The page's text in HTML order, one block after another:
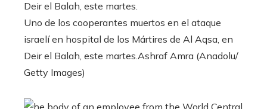
Uno de los cooperantes muertos en el ataque
israelí en hospital de los Mártires de Al Aqsa, en
Deir el Balah, este martes. Ashraf Amra (Anadolu/
Getty Images)